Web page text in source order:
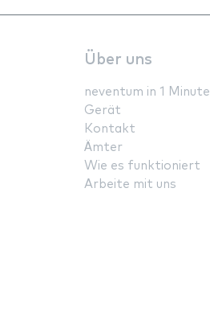
Über uns
neventum in 1 Minute
Gerät
Kontakt
Ämter
Wie es funktioniert
Arbeite mit uns